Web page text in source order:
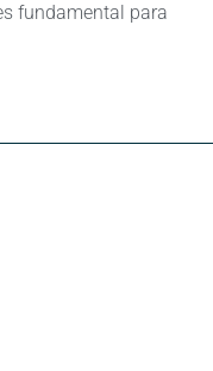
fundamental para